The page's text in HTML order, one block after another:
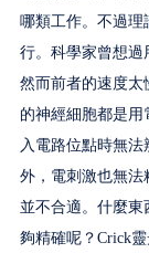
哪類工作。不過理
行。科學家曾想過
然而前者的速度太
的神經細胞都是
入電路位點時無
外，電刺激也無法
並不合適。什麼東
夠精確呢？Crick